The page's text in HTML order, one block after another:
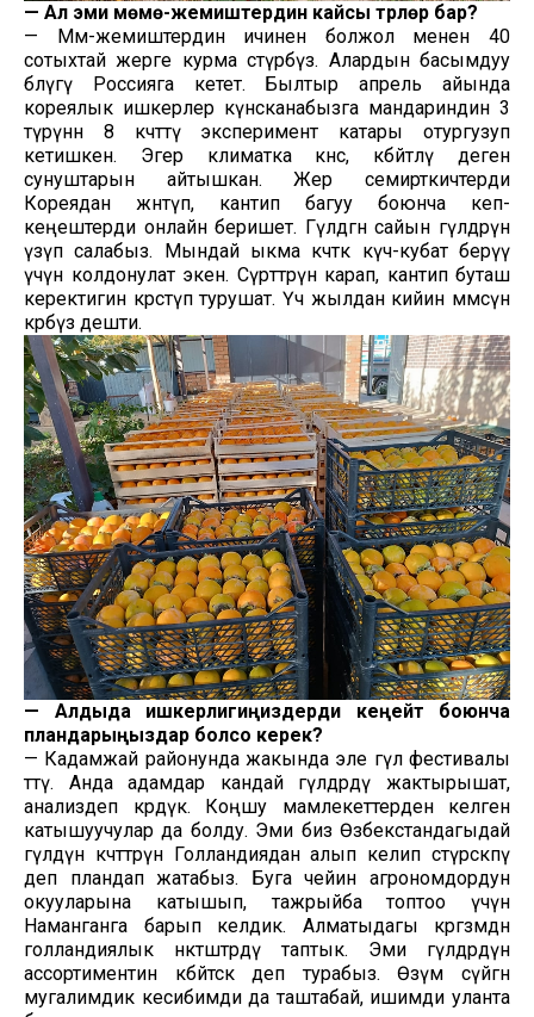
— Ал эми мөмө-жемиштердин кайсы түрлөрү бар?
— Мөмө-жемиштердин ичинен болжол менен 40
сотыхтай жерге курма өстүрөбүз. Алардын басымдуу
бөлүгү Россияга кетет. Былтыр апрель айында
кореялык ишкерлер күнөсканабызга мандариндин 3
түрүнөн 8 көчөттү эксперимент катары отургузуп
кетишкен. Эгер климатка көнсө, көбөйтөлү деген
сунуштарын айтышкан. Жер семирткичтерди
Кореядан жөнөтүп, кантип багуу боюнча кеп-
кеңештерди онлайн беришет. Гүлдөгөн сайын гүлдөрүн
үзүп салабыз. Мындай ыкма көчөткө күч-кубат берүү
үчүн колдонулат экен. Сүрөттөрүн карап, кантип буташ
керектигин көрсөтүп турушат. Үч жылдан кийин мөмөсүн
көрөбүз дешти.
—
Алдыда ишкерлигиңиздерди кеңейтүү боюнча
пландарыңыздар болсо керек?
— Кадамжай районунда жакында эле гүл фестивалы
өттү. Анда адамдар кандай гүлдөрдү жактырышат,
анализдеп көрдүк. Коңшу мамлекеттерден келген
катышуучулар да болду. Эми биз Өзбекстандагыдай
гүлдүн көчөттөрүн Голландиядан алып келип өстүрсөкпү
деп пландап жатабыз. Буга чейин агрономдордун
окууларына катышып, тажрыйба топтоо үчүн
Наманганга барып келдик. Алматыдагы көргөзмөдөн
голландиялык өнөктөштөрдү таптык. Эми гүлдөрдүн
ассортиментин көбөйтсөк деп турабыз. Өзүм сүйгөн
мугалимдик кесибимди да таштабай, ишимди уланта